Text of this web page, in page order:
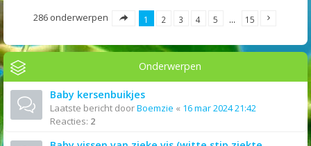
286 onderwerpen 1 2 3 4 5 … 15
Onderwerpen
Baby kersenbuikjes
Laatste bericht doorBoemzie « 16 mar 2024 21:42
Reacties: 2